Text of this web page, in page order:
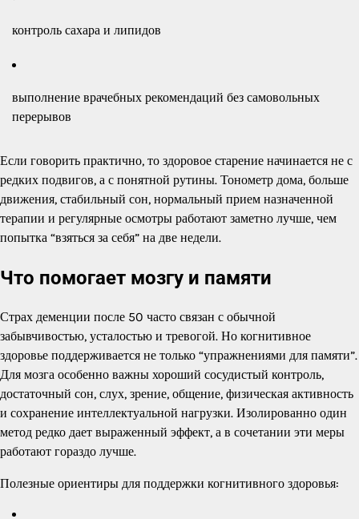
контроль сахара и липидов
выполнение врачебных рекомендаций без самовольных
перерывов
Если говорить практично, то здоровое старение начинается не с
редких подвигов, а с понятной рутины. Тонометр дома, больше
движения, стабильный сон, нормальный прием назначенной
терапии и регулярные осмотры работают заметно лучше, чем
попытка “взяться за себя” на две недели.
Что помогает мозгу и памяти
Страх деменции после 50 часто связан с обычной
забывчивостью, усталостью и тревогой. Но когнитивное
здоровье поддерживается не только “упражнениями для памяти”.
Для мозга особенно важны хороший сосудистый контроль,
достаточный сон, слух, зрение, общение, физическая активность
и сохранение интеллектуальной нагрузки. Изолированно один
метод редко дает выраженный эффект, а в сочетании эти меры
работают гораздо лучше.
Полезные ориентиры для поддержки когнитивного здоровья: